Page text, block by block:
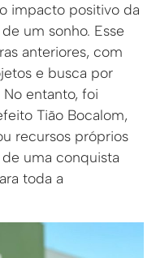
impacto positivo da
um sonho. Esse
anteriores, com
e busca por
entanto, foi
Tião Bocalom,
recursos próprios
uma conquista
toda a